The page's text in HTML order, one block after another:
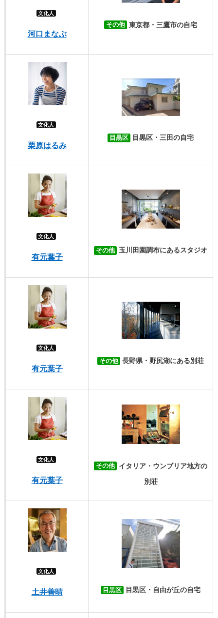
文化人
河口まなぶ
その他 東京都・三鷹市の自宅
文化人
栗原はるみ
目黒区 目黒区・三田の自宅
文化人
有元葉子
その他 玉川田園調布にあるスタジオ
文化人
有元葉子
その他 長野県・野尻湖にある別荘
文化人
有元葉子
その他 イタリア・ウンブリア地方の
別荘
文化人
土井善晴 目黒区 目黒区・自由が丘の自宅